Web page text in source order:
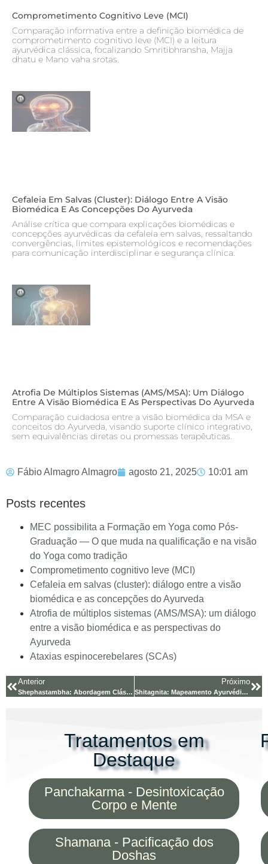
Comprometimento Cognitivo Leve (MCI)
Comparação informativa entre a definição biomédica de
comprometimento cognitivo leve (MCI) e a leitura
ayurvédica clássica, focalizando Smritibhransha, Majja
dhatu e Mano vaha srotas.
Cefaleia Em Salvas (cluster): Diálogo Entre A Visão
Biomédica E As Concepções Do Ayurveda
Análise crítica que compara explicações biomédicas e
concepções ayurvédicas da cefaleia em salvas, ressaltando
convergências, limites epistemológicos e recomendações
para comunicação interdisciplinar e segurança clínica.
Atrofia De Múltiplos Sistemas (AMS/MSA): Um Diálogo
Entre A Visão Biomédica E As Perspectivas Do Ayurveda
Comparação cuidadosa entre a visão biomédica da MSA e
conceitos do Ayurveda, visando suporte clínico integrativo,
sem equivalências diretas ou promessas terapêuticas.
Fábio Almagro Almagro agosto 21, 2025 10:01 am
Posts recentes
MEC possibilita a Formação em Yoga como Pós-
Graduação — O que muda na qualificação e na visão
do Yoga como tradição
Comprometimento cognitivo leve (MCI)
Cefaleia em salvas (cluster): diálogo entre a visão
biomédica e as concepções do Ayurveda
Atrofia de múltiplos sistemas (AMS/MSA): um diálogo
entre a visão biomédica e as perspectivas do
Ayurveda
Ataxias espinocerebelares (SCAs)
Anterior
Shephastambha: Abordagem Clássica e Moderna do Mal
Próximo
Shitagnita: Mapeamento Ayurvédico e Conexão com a Medicina
Tratamentos em
Destaque
Panchakarma - Desintoxicação
Corpo e Mente
Shamana - Pacificação dos
Doshas